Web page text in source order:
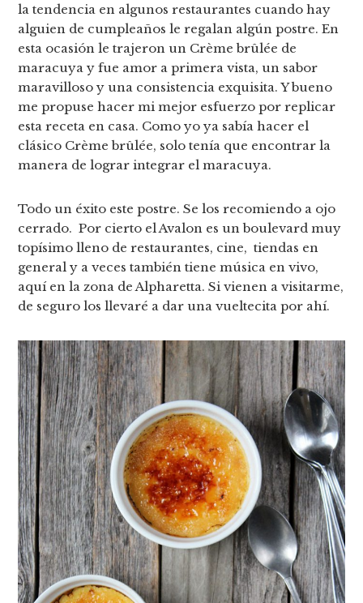
la tendencia en algunos restaurantes cuando hay
alguien de cumpleaños le regalan algún postre. En
esta ocasión le trajeron un Crème brûlée de
maracuya y fue amor a primera vista, un sabor
maravilloso y una consistencia exquisita. Y bueno
me propuse hacer mi mejor esfuerzo por replicar
esta receta en casa. Como yo ya sabía hacer el
clásico Crème brûlée, solo tenía que encontrar la
manera de lograr integrar el maracuya.
Todo un éxito este postre. Se los recomiendo a ojo
cerrado. Por cierto el Avalon es un boulevard muy
topísimo lleno de restaurantes, cine, tiendas en
general y a veces también tiene música en vivo,
aquí en la zona de Alpharetta. Si vienen a visitarme,
de seguro los llevaré a dar una vueltecita por ahí.